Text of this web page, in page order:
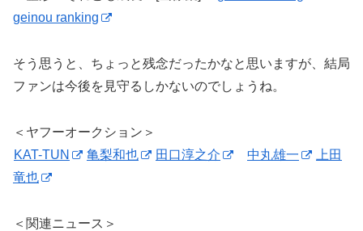
geinou ranking
そう思うと、ちょっと残念だったかなと思いますが、結局
ファンは今後を見守るしかないのでしょうね。
＜ヤフーオークション＞
KAT-TUN
亀梨和也 田口淳之介 中丸雄一
上田
竜也
＜関連ニュース＞